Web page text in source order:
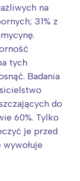
na
31% z
tych
Badania
do
60%. Tylko
je przed